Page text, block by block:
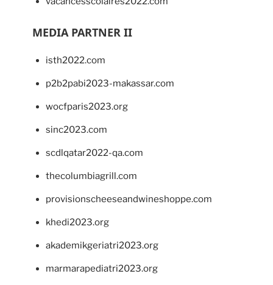
MEDIA PARTNER II
isth2022.com
p2b2pabi2023-makassar.com
wocfparis2023.org
sinc2023.com
scdlqatar2022-qa.com
thecolumbiagrill.com
provisionscheeseandwineshoppe.com
khedi2023.org
akademikgeriatri2023.org
marmarapediatri2023.org